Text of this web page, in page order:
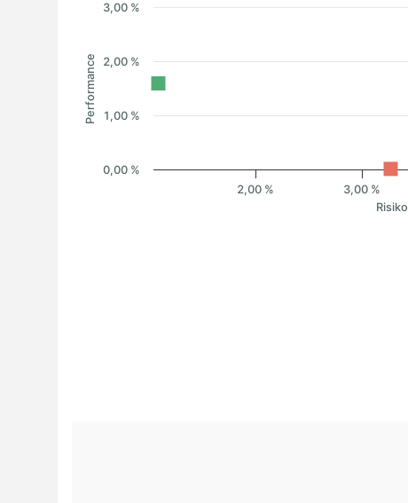
Risiko
Performance
2,00 % 3,00 %
0,00 %
1,00 %
2,00 %
3,00 %